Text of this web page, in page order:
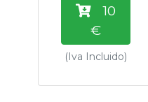
Empresa
Contacto
10
€
(Iva Incluido)